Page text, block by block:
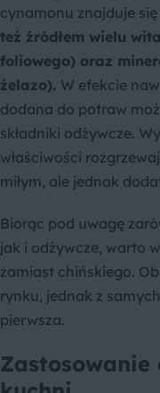
cynamonu znajduje
też źródłem wielu
foliowego) oraz
żelazo). W efekcie
dodana do potraw
składniki odżywcze.
właściwości
miłym, ale jednak
Biorąc pod uwagę
jak i odżywcze, warto
zamiast chińskiego.
rynku, jednak z
pierwsza.
Zastosowanie